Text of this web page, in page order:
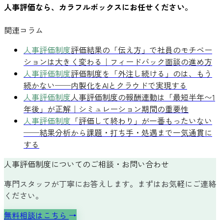
人事評価なら、カラフルボックスにお任せください。
関連コラム
人事評価制度評価結果の「伝え方」で社員のモチベー
ションは大きく変わる｜フィードバック面談の進め方
人事評価制度評価制度を「外注し続ける」のは、もう
続かない──内製化をAIとクラウドで実現する
人事評価制度人事評価制度の報酬連動は「最短半年〜1
年後」が正解｜シミュレーション期間の重要性
人事評価制度 「評価して終わり」が一番もったいない
──結果分析から課題・打ち手・処遇まで一気通貫に
する
人事評価制度についてのご相談・お問い合わせ
専門スタッフが丁寧にお答えします。まずはお気軽にご連絡
ください。
無料相談はこちら →